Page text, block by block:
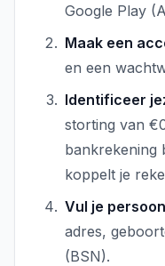
Google Play
Maak een
en een
Identificeer
storting van
bankrekening
koppelt je
Vul je
adres,
(BSN).